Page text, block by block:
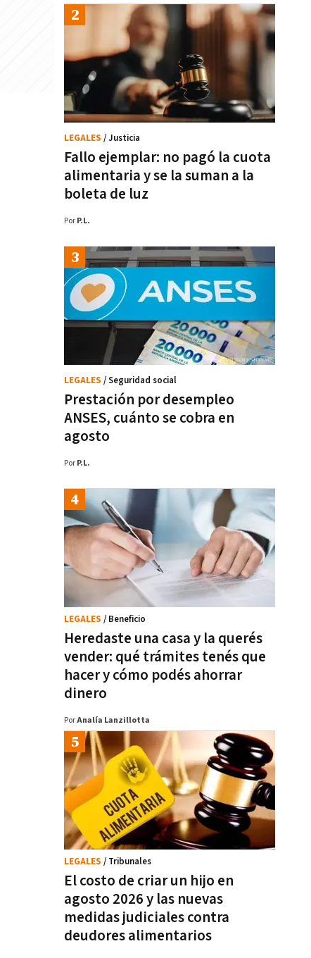
Fallo ejemplar: no pagó la cuota
alimentaria y se la suman a la
boleta de luz
LEGALES / Justicia
Por P.L.
Prestación por desempleo
ANSES, cuánto se cobra en
agosto
LEGALES / Seguridad social
Por P.L.
Heredaste una casa y la querés
vender: qué trámites tenés que
hacer y cómo podés ahorrar
dinero
LEGALES / Beneficio
PorAnalía Lanzillotta
El costo de criar un hijo en
agosto 2026 y las nuevas
medidas judiciales contra
deudores alimentarios
LEGALES / Tribunales